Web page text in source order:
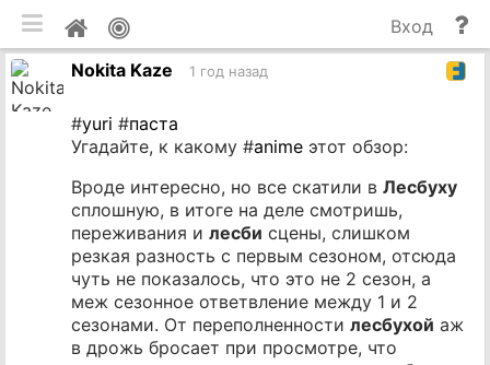
Мой
профиль
и
Вход
Nokita Kaze
1 год назад
#yuri #паста
Угадайте, к какому #anime этот обзор:
Вроде интересно, но все скатили в Лесбуху
сплошную, в итоге на деле смотришь,
переживания и лесби сцены, слишком
резкая разность с первым сезоном, отсюда
чуть не показалось, что это не 2 сезон, а
меж сезонное ответвление между 1 и 2
сезонами. От переполненности лесбухой аж
в дрожь бросает при просмотре, что
мобильная версия